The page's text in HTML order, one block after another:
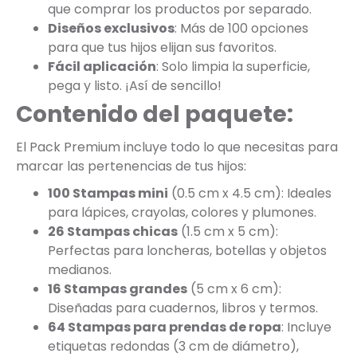
que comprar los productos por separado.
Diseños exclusivos: Más de 100 opciones
para que tus hijos elijan sus favoritos.
Fácil aplicación: Solo limpia la superficie,
pega y listo. ¡Así de sencillo!
Contenido del paquete:
El Pack Premium incluye todo lo que necesitas para
marcar las pertenencias de tus hijos:
100 Stampas mini (0.5 cm x 4.5 cm): Ideales
para lápices, crayolas, colores y plumones.
26 Stampas chicas (1.5 cm x 5 cm):
Perfectas para loncheras, botellas y objetos
medianos.
16 Stampas grandes (5 cm x 6 cm):
Diseñadas para cuadernos, libros y termos.
64 Stampas para prendas de ropa: Incluye
etiquetas redondas (3 cm de diámetro),